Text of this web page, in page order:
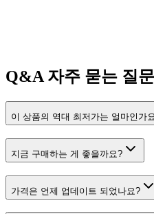
Q&A자주 묻는 질문
이 상품의 역대 최저가는 얼마인가
지금 구매하는 게 좋을까요?
가격은 언제 업데이트 되었나요?